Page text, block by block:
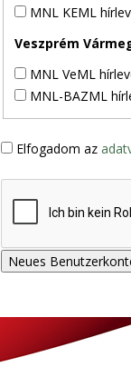
MNL KEML
Veszprém
MNL VeML
MNL-BAZML
Elfogadom az